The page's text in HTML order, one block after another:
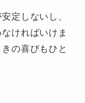
定しないし、
ければいけま
の喜びもひと